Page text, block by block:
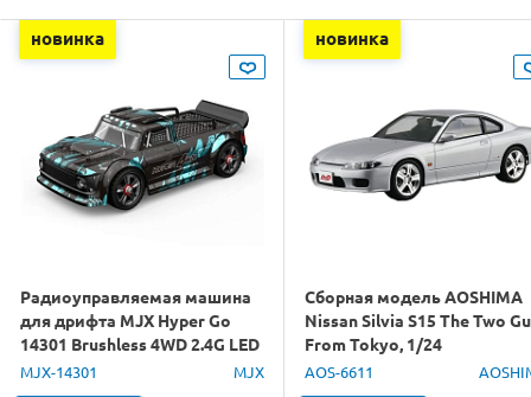
новинка
Радиоуправляемая машина
для дрифта MJX Hyper Go
14301 Brushless 4WD 2.4G LED
1/14 RTR
MJX-14301 MJX
новинка
Сборная модель AOSHIMA
Nissan Silvia S15 The Two
From Tokyo, 1/24
AOS-6611